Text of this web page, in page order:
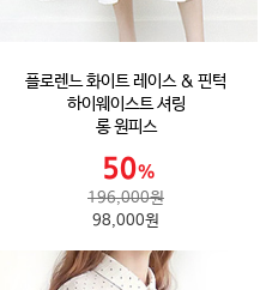
플로렌느 화이트 레이스 & 핀턱
하이웨이스트 셔링
롱 원피스
196,000원
98,000원